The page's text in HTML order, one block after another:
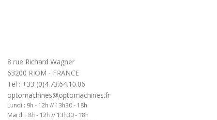
8 rue Richard Wagner
63200 RIOM - FRANCE
Tel : +33 (0)4.73.64.10.06
optomachines@optomachines.fr
Lundi : 9h - 12h // 13h30 - 18h
Mardi : 8h - 12h // 13h30 - 18h